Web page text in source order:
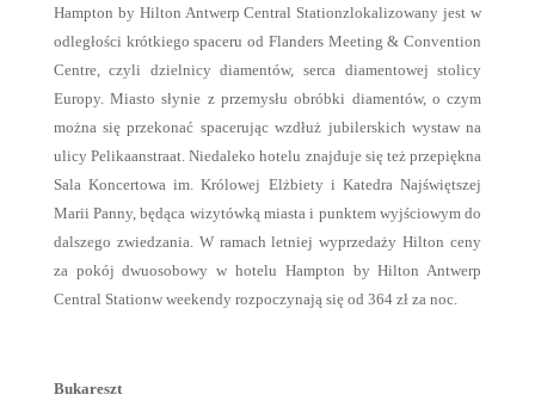
Hampton by Hilton Antwerp Central Stationzlokalizowany jest w
odległości krótkiego spaceru od Flanders Meeting & Convention
Centre, czyli dzielnicy diamentów, serca diamentowej stolicy
Europy. Miasto słynie z przemysłu obróbki diamentów, o czym
można się przekonać spacerując wzdłuż jubilerskich wystaw na
ulicy Pelikaanstraat. Niedaleko hotelu znajduje się też przepiękna
Sala Koncertowa im. Królowej Elżbiety i Katedra Najświętszej
Marii Panny, będąca wizytówką miasta i punktem wyjściowym do
dalszego zwiedzania. W ramach letniej wyprzedaży Hilton ceny
za pokój dwuosobowy w hotelu Hampton by Hilton Antwerp
Central Stationw weekendy rozpoczynają się od 364 zł za noc.
Bukareszt